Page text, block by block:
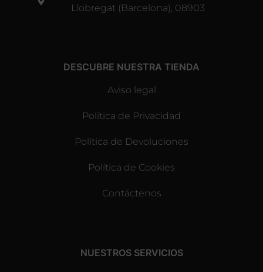
Llobregat (Barcelona), 08903
DESCUBRE NUESTRA TIENDA
Aviso legal
Política de Privacidad
Política de Devoluciones
Política de Cookies
Contáctenos
NUESTROS SERVICIOS